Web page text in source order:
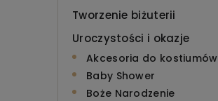
Tworzenie biżuterii
Uroczystości i okazje
Akcesoria do kostiumów
Baby Shower
Boże Narodzenie